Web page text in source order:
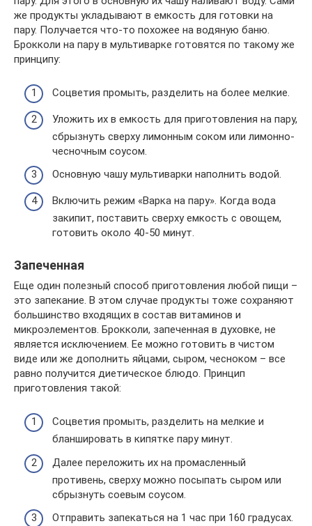
же продукты укладывают в емкость для готовки на
пару. Получается что-то похожее на водяную баню.
Брокколи на пару в мультиварке готовятся по такому же
принципу:
Соцветия промыть, разделить на более мелкие.
Уложить их в емкость для приготовления на пару,
сбрызнуть сверху лимонным соком или лимонно-
чесночным соусом.
Основную чашу мультиварки наполнить водой.
Включить режим «Варка на пару». Когда вода
закипит, поставить сверху емкость с овощем,
готовить около 40-50 минут.
Запеченная
Еще один полезный способ приготовления любой пищи –
это запекание. В этом случае продукты тоже сохраняют
большинство входящих в состав витаминов и
микроэлементов. Брокколи, запеченная в духовке, не
является исключением. Ее можно готовить в чистом
виде или же дополнить яйцами, сыром, чесноком – все
равно получится диетическое блюдо. Принцип
приготовления такой:
Соцветия промыть, разделить на мелкие и
бланшировать в кипятке пару минут.
Далее переложить их на промасленный
противень, сверху можно посыпать сыром или
сбрызнуть соевым соусом.
Отправить запекаться на 1 час при 160 градусах.